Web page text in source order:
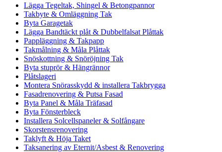
Lägga Tegeltak, Shingel & Betongpannor
Takbyte & Omläggning Tak
Byta Garagetak
Lägga Bandtäckt plåt & Dubbelfalsat Plåttak
Pappläggning & Takpapp
Takmålning & Måla Plåttak
Snöskottning & Snöröjning Tak
Byta stuprör & Hängrännor
Plåtslageri
Montera Snörasskydd & installera Takbrygga
Fasadrenovering & Putsa Fasad
Byta Panel & Måla Träfasad
Byta Fönsterbleck
Installera Solcellspaneler & Solfångare
Skorstensrenovering
Taklyft & Höja Taket
Taksanering av Eternit/Asbest & Renovering